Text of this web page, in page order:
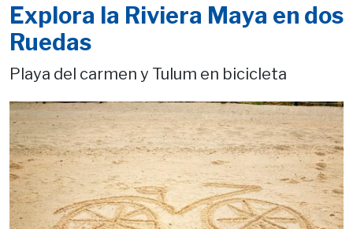
Explora la Riviera Maya en dos
Ruedas
Playa del carmen y Tulum en bicicleta